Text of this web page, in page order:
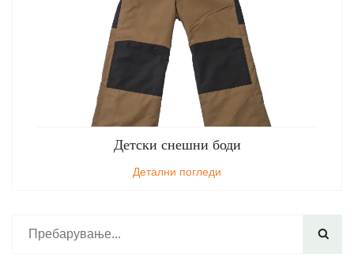
Детски снешни боди
Детални погледи
